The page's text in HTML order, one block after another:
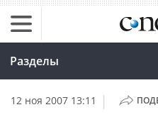
Разделы
12 ноя 2007 13:11 |